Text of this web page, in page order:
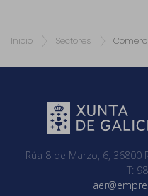
Inicio Sectores
Rúa 8 de Marzo, 6, 36800
T: